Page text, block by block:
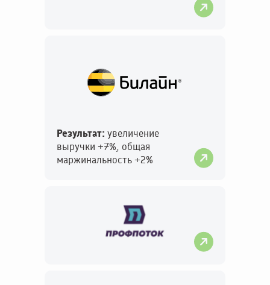
Результат: увеличение
выручки +7%, общая
маржинальность +2%